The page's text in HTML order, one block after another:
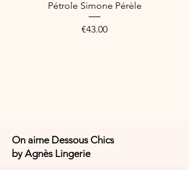
Pétrole Simone Pérèle
Price
€43.00
On aime Dessous Chics
by Agnès Lingerie